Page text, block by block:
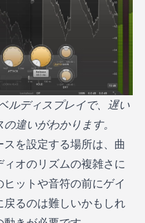
ルディスプレイで、遅い
違いがわかります。
を設定する場所は、曲
オのリズムの複雑さに
ットや音符の前にゲイ
るのは難しいかもしれ